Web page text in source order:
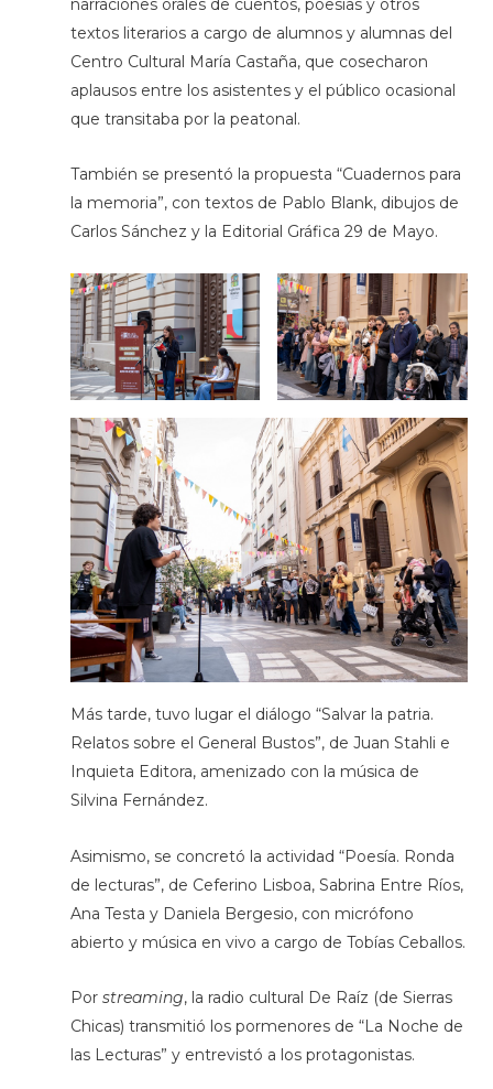
narraciones orales de cuentos, poesías y otros
textos literarios a cargo de alumnos y alumnas del
Centro Cultural María Castaña, que cosecharon
aplausos entre los asistentes y el público ocasional
que transitaba por la peatonal.
También se presentó la propuesta “Cuadernos para
la memoria”, con textos de Pablo Blank, dibujos de
Carlos Sánchez y la Editorial Gráfica 29 de Mayo.
Más tarde, tuvo lugar el diálogo “Salvar la patria.
Relatos sobre el General Bustos”, de Juan Stahli e
Inquieta Editora, amenizado con la música de
Silvina Fernández.
Asimismo, se concretó la actividad “Poesía. Ronda
de lecturas”, de Ceferino Lisboa, Sabrina Entre Ríos,
Ana Testa y Daniela Bergesio, con micrófono
abierto y música en vivo a cargo de Tobías Ceballos.
Por streaming, la radio cultural De Raíz (de Sierras
Chicas) transmitió los pormenores de “La Noche de
las Lecturas” y entrevistó a los protagonistas.